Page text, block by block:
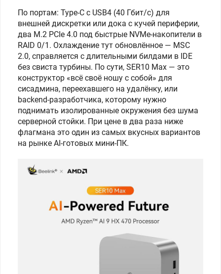
По портам: Type-C с USB4 (40 Гбит/с) для
внешней дискретки или дока с кучей периферии,
два M.2 PCIe 4.0 под быстрые NVMe-накопители в
RAID 0/1. Охлаждение тут обновлённое — MSC
2.0, справляется с длительными билдами в IDE
без свиста турбины. По сути, SER10 Max — это
конструктор «всё своё ношу с собой» для
сисадмина, переехавшего на удалёнку, или
backend-разработчика, которому нужно
поднимать изолированные окружения без шума
серверной стойки. При цене в два раза ниже
флагмана это один из самых вкусных вариантов
на рынке AI-готовых мини-ПК.